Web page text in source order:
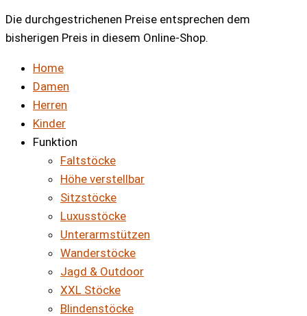
Die durchgestrichenen Preise entsprechen dem
bisherigen Preis in diesem Online-Shop.
Home
Damen
Herren
Kinder
Funktion
Faltstöcke
Höhe verstellbar
Sitzstöcke
Luxusstöcke
Unterarmstützen
Wanderstöcke
Jagd & Outdoor
XXL Stöcke
Blindenstöcke